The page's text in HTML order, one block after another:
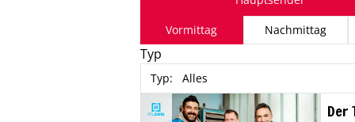
Vormittag
Nachmittag
Typ
Typ: Alles
Der